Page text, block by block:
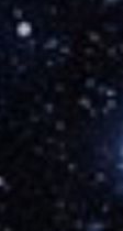
О НАС